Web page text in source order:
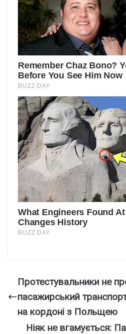
Протестувальники не
пасажирський
на кордоні з Польщею
Ніяк не вгамується: